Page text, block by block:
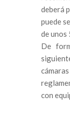
deberá
puede
de unos
De
con